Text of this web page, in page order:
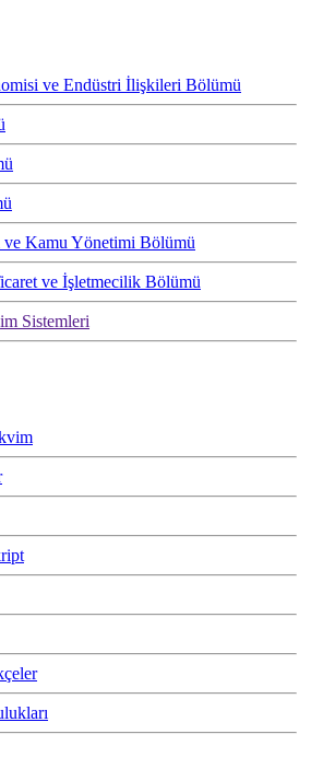
ve Endüstri İlişkileri Bölümü
Kamu Yönetimi Bölümü
ve İşletmecilik Bölümü
Sistemleri